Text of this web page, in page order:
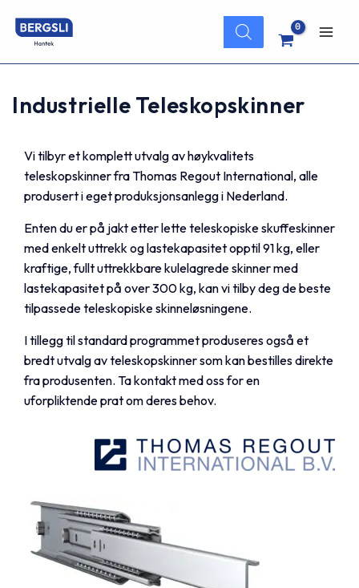
rett
innholdet
Products
search
Industrielle Teleskopskinner
Vi tilbyr et komplett utvalg av høykvalitets
teleskopskinner fra Thomas Regout International, alle
produsert i eget produksjonsanlegg i Nederland.
Enten du er på jakt etter lette teleskopiske skuffeskinner
med enkelt uttrekk og lastekapasitet opptil 91 kg, eller
kraftige, fullt uttrekkbare kulelagrede skinner med
lastekapasitet på over 300 kg, kan vi tilby deg de beste
tilpassede teleskopiske skinneløsningene.
I tillegg til standard programmet produseres også et
bredt utvalg av teleskopskinner som kan bestilles direkte
fra produsenten. Ta kontakt med ossfor en
uforpliktende prat om deres behov.